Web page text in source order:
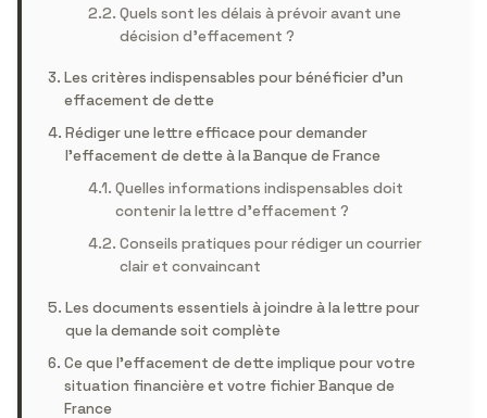
Quels sont les délais à prévoir avant une
décision d’effacement ?
Les critères indispensables pour bénéficier d’un
effacement de dette
Rédiger une lettre efficace pour demander
l’effacement de dette à la Banque de France
Quelles informations indispensables doit
contenir la lettre d’effacement ?
Conseils pratiques pour rédiger un courrier
clair et convaincant
Les documents essentiels à joindre à la lettre pour
que la demande soit complète
Ce que l’effacement de dette implique pour votre
situation financière et votre fichier Banque de
France